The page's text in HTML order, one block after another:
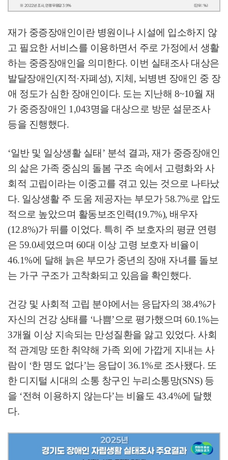
재가 중증장애인이란 병원이나 시설에 입소하지 않
고 필요한 서비스를 이용하면서 주로 가정에서 생활
하는 중증장애인을 의미한다. 이번 실태조사 대상은
발달장애인(지적·자폐성), 지체 , 뇌병변 장애인 중 장
애 정도가 심한 장애인이다. 도는 지난해 8~10월 재
가 중증장애인 1,043명을 대상으로 방문 설문조사
등을 진행했다.
‘일반 및 일상생활 실태 ’ 분석 결과, 재가 중증장애인
의 삶은 가족 중심의 돌봄 구조 속에서 고령화와 사
회적 고립이라는 이중고를 겪고 있는 것으로 나타났
다. 일상생활 주 도움 제공자는 부모가 58.7%로 압도
적으로 높았으며 활동보조인력(19.7%), 배우자
(12.8%)가 뒤를 이었다. 특히 주 보호자의 평균 연령
은 59.0세였으며 60대 이상 고령 보호자 비율이
46.1%에 달해 늙은 부모가 중년의 장애 자녀를 돌보
는 가구 구조가 고착화되고 있음을 확인했다.
건강 및 사회적 고립 분야에서는 응답자의 38.4%가
자신의 건강 상태를 ‘나쁨’으로 평가했으며 60.1%는
3개월 이상 지속되는 만성질환을 앓고 있었다. 사회
적 관계망 또한 취약해 가족 외에 가깝게 지내는 사
람이 ‘한 명도 없다’는 응답이 36.1%로 조사됐다. 또
한 디지털 시대의 소통 창구인 누리소통망(SNS) 등
을 ‘전혀 이용하지 않는다’는 비율도 43.4%에 달했
다.